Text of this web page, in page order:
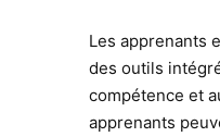
Les apprenants
des outils
compétence et
apprenants